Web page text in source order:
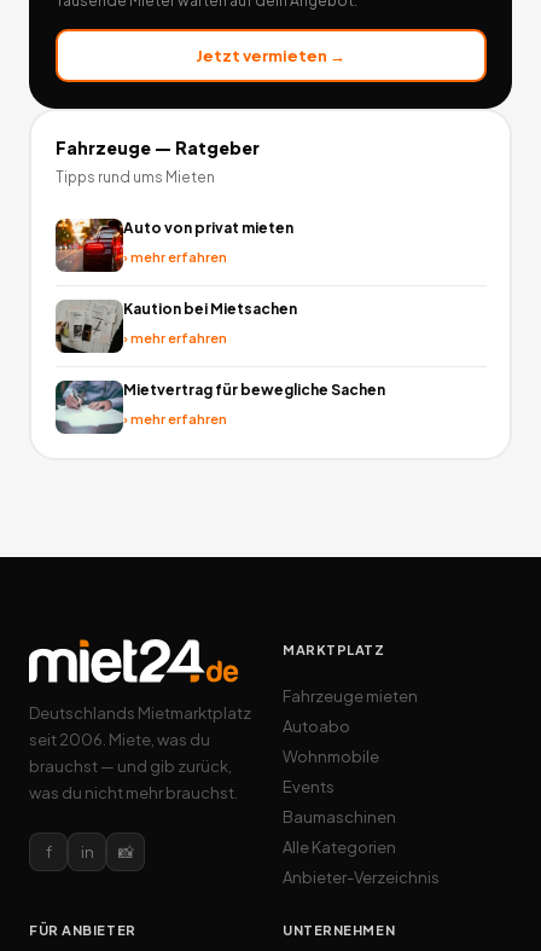
Jetzt vermieten →
Fahrzeuge— Ratgeber
Tipps rund ums Mieten
Auto von privat mieten
›mehr erfahren
Kaution bei Mietsachen
›mehr erfahren
Mietvertrag für bewegliche Sachen
›mehr erfahren
Deutschlands Mietmarktplatz
seit 2006. Miete, was du
brauchst — und gib zurück,
was du nicht mehr brauchst.
f in 📸
MARKTPLATZ
Fahrzeuge mieten
Autoabo
Wohnmobile
Events
Baumaschinen
Alle Kategorien
Anbieter-Verzeichnis
FÜR ANBIETER UNTERNEHMEN